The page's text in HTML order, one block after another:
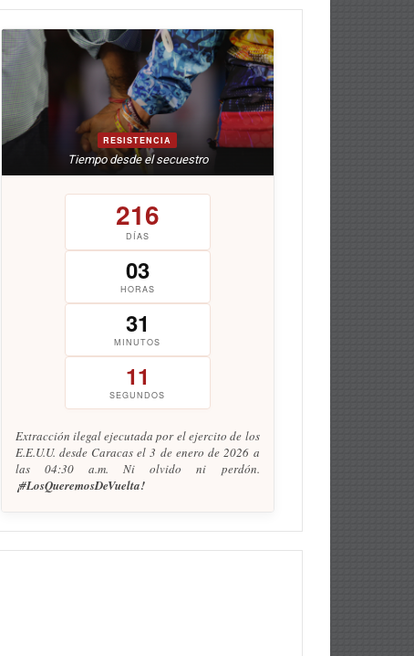
RESISTENCIA
Tiempo desde el secuestro
216
DÍAS
03
HORAS
31
MINUTOS
12
SEGUNDOS
Extracción ilegal ejecutada por el ejercito de los
E.E.U.U. desde Caracas el 3 de enero de 2026 a
las 04:30 a.m. Ni olvido ni perdón.
¡#LosQueremosDeVuelta!